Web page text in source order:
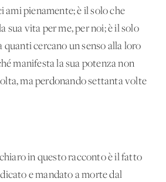
ami pienamente; è il solo che
sua vita per me, per noi; è il solo
quanti cercano un senso alla loro
manifesta la sua potenza non
ma perdonando settanta volte
chiaro in questo racconto è il fatto
e mandato a morte dal